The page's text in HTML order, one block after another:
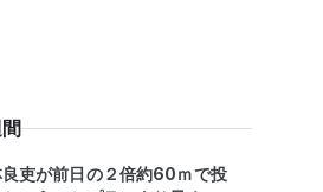
良吏が前日の２倍約60ｍで投